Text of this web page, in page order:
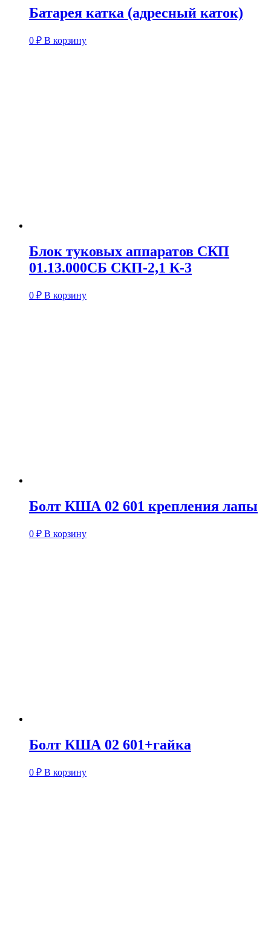
Батарея катка (адресный каток)
0 ₽ В корзину
Блок туковых аппаратов СКП
01.13.000СБ СКП-2,1 К-3
0 ₽ В корзину
Болт КША 02 601 крепления лапы
0 ₽ В корзину
Болт КША 02 601+гайка
0 ₽ В корзину